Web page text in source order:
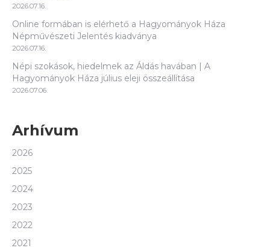
2026.07.16.
Online formában is elérhető a Hagyományok Háza
Népművészeti Jelentés kiadványa
2026.07.16.
Népi szokások, hiedelmek az Áldás havában | A
Hagyományok Háza július eleji összeállítása
2026.07.06.
Arhívum
2026
2025
2024
2023
2022
2021